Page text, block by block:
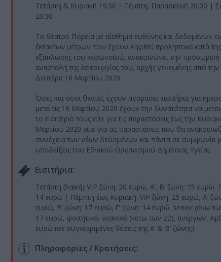
Τετάρτη & Κυριακή 19:30 | Πέμπτη, Παρασκευή 20:00 |
20:30
Το θέατρο Πορεία με αίσθημα ευθύνης και δεδομένων
έκτακτων μέτρων που έχουν ληφθεί προληπτικά κατά της
εξάπλωσης του κορωνοϊού, ανακοινώνει την προσωρινή
αναστολή της λειτουργίας του, αρχής γενομένης από την
Δευτέρα 16 Μαρτίου 2020.
Όσες και όσοι θεατές έχουν αγοράσει εισιτήρια για
μετά τις 16 Μαρτίου 2020 έχουν την δυνατότητα να
το εισιτήριό τους είτε για τις παραστάσεις έως την
Μαρτίου 2020 είτε για τις παραστάσεις που θα
συνέχεια των νέων δεδομένων και πάντα σε συμφωνία
υποδείξεις του Εθνικού Οργανισμού Δημόσιας Υγείας.
Eισιτήρια:
Τετάρτη (λαϊκή) VIP ζώνη: 20 ευρώ, Α’, Β’ ζώνη: 15 ευρώ,
14 ευρώ | Πέμπτη έως Κυριακή: VIP ζώνη: 25 ευρώ, A’
ευρώ, Β’ ζώνη: 17 ευρώ, Γ’ ζώνη: 14 ευρώ, senior (άνω
17 ευρώ, φοιτητικό, νεανικό (κάτω των 22), ανέργων,
ευρώ (σε συγκεκριμένες θέσεις της Α’ & Β’ ζώνης)
Πληροφορίες / Κρατήσεις: